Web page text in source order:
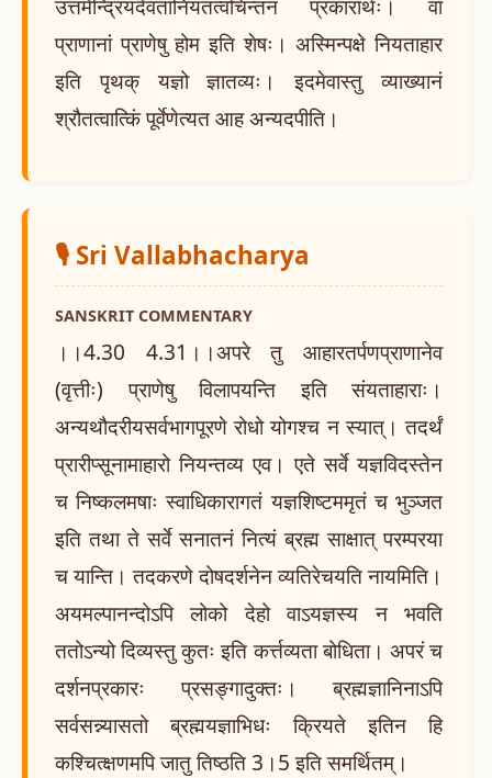
उत्तमेन्द्रियदेवतानियतत्वचिन्तनं प्रकारार्थः। वा
प्राणानां प्राणेषु होम इति शेषः। अस्मिन्पक्षे नियताहार
इति पृथक् यज्ञो ज्ञातव्यः। इदमेवास्तु व्याख्यानं
श्रौतत्वात्किं पूर्वेणेत्यत आह अन्यदपीति।
🎙️ Sri Vallabhacharya
SANSKRIT COMMENTARY
।।4.30 4.31।।अपरे तु आहारतर्पणप्राणानेव
(वृत्तीः) प्राणेषु विलापयन्ति इति संयताहाराः।
अन्यथौदरीयसर्वभागपूरणे रोधो योगश्च न स्यात्। तदर्थं
प्रारीप्सूनामाहारो नियन्तव्य एव। एते सर्वे यज्ञविदस्तेन
च निष्कलमषाः स्वाधिकारागतं यज्ञशिष्टममृतं च भुञ्जत
इति तथा ते सर्वे सनातनं नित्यं ब्रह्म साक्षात् परम्परया
च यान्ति। तदकरणे दोषदर्शनेन व्यतिरेचयति नायमिति।
अयमल्पानन्दोऽपि लोको देहो वाऽयज्ञस्य न भवति
ततोऽन्यो दिव्यस्तु कुतः इति कर्त्तव्यता बोधिता। अपरं च
दर्शनप्रकारः प्रसङ्गादुक्तः। ब्रह्मज्ञानिनाऽपि
सर्वसन्न्यासतो ब्रह्मयज्ञाभिधः क्रियते इतिन हि
कश्चित्क्षणमपि जातु तिष्ठति 3।5 इति समर्थितम्।